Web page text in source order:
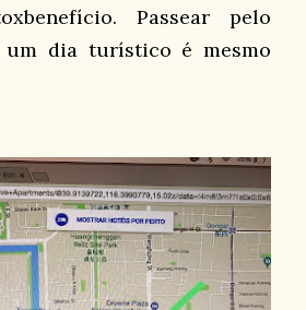
Passear pelo
um dia turístico é mesmo